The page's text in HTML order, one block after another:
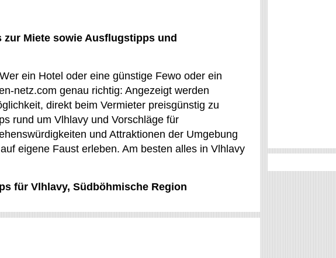
Miete sowie Ausflugstipps und
ein Hotel oder eine günstige Fewo oder ein
netz.com genau richtig: Angezeigt werden
direkt beim Vermieter preisgünstig zu
rund um Vlhlavy und Vorschläge für
und Attraktionen der Umgebung
eigene Faust erleben. Am besten alles in Vlhlavy
für Vlhlavy, Südböhmische Region